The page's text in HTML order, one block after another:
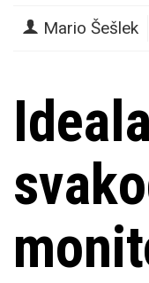
Mario Šešlek